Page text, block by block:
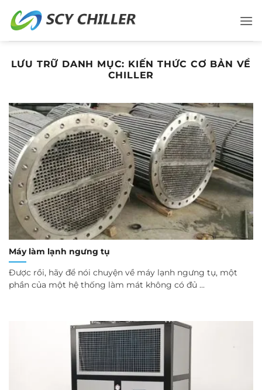
qua
LƯU TRỮ DANH MỤC: KIẾN THỨC CƠ BẢN VỀ
CHILLER
Máy làm lạnh ngưng tụ
Được rồi, hãy để nói chuyện về máy lạnh ngưng tụ, một
phần của một hệ thống làm mát không có đủ ...